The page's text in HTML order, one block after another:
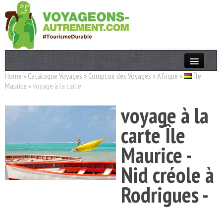
Actualités
Thèmes
Home » Catalogue Voyages » Comptoir des Voyages »Afrique »
Île
Maurice »voyage à la carte
voyage à la
carte Île
Maurice -
Nid créole à
Rodrigues -